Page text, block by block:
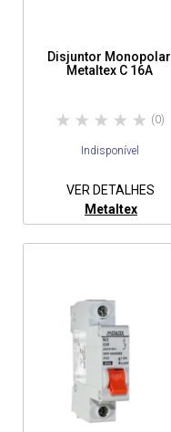
Disjuntor Monopolar
Metaltex C 16A
(0)
Indisponível
VER DETALHES
Metaltex